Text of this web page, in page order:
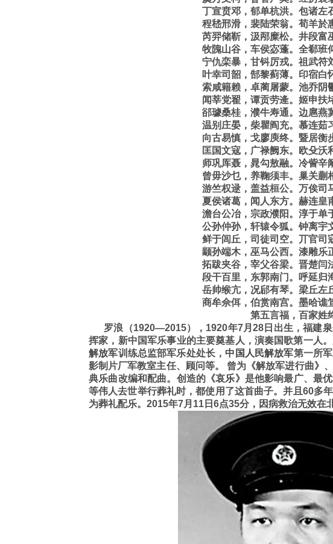
丁宣贲邓，郁单杭洪。包诸左
程嵇邢滑，裴陆荣翁。荀羊於
芮羿储靳，汲邴糜松。井段富
牧隗山谷，车侯宓蓬。全郗班
宁仇栾暴，甘钭厉戎。祖武符
叶幸司韶，郜黎蓟薄。印宿白
索咸籍赖，卓蔺屠蒙。池乔阴
闻莘党翟，谭贡劳逄。姬申扶
郤璩桑桂，濮牛寿通。边扈燕
温别庄晏，柴瞿阎充。慕连茹
向古易慎，戈廖庾终。暨居衡
匡国文寇，广禄阙东。欧殳沃
师巩厍聂，晁勾敖融。冷訾辛
曾毋沙乜，养鞠须丰。巢关蒯
游竺权逯，盖益桓公。万俟司
夏侯诸葛，闻人东方。赫连皇
澹台公冶，宗政濮阳。淳于单
公孙仲孙，轩辕令狐。钟离宇
鲜于闾丘，司徒司空。丌官司
颛孙端木，巫马公西。漆雕乐
拓跋夹谷，宰父谷梁。晋楚闫
段干百里，东郭南门。呼延归
岳帅缑亢，况郈有琴。梁丘左
商牟佘佴，伯赏南宫。墨哈谯
第五言福，百家姓
罗浪（1920—2015），1920年7月28日出生，福建
挥家，新中国军乐事业的主要奠基人，演奏国歌第一人
解放军训练总监部军乐处处长， 中国人民解放军第一所
影制片厂军教室主任、顾问等。 曾为《解放军进行曲》
典乐曲改编和配曲。创造的《哀乐》是他影响最广、最
等伟人去世举行葬礼时，都使用了这首曲子。并且60多
为葬礼配乐。2015年7月11日6点35分，因病救治无效在